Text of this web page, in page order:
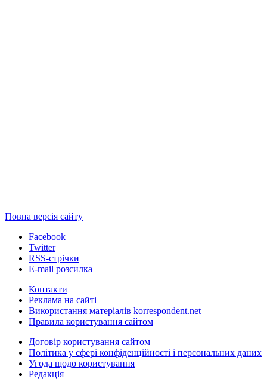
Повна версія сайту
Facebook
Twitter
RSS-стрічки
E-mail розсилка
Контакти
Реклама на сайті
Використання матеріалів korrespondent.net
Правила користування сайтом
Договір користування сайтом
Політика у сфері конфіденційності і персональних даних
Угода щодо користування
Редакція